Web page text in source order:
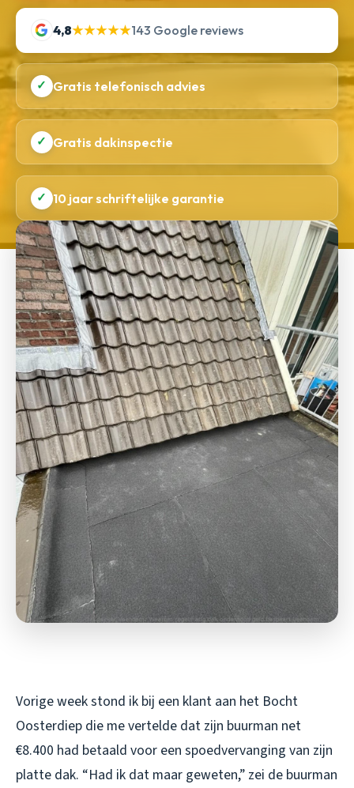
4,8★★★★★143 Google reviews
✓ Gratis telefonisch advies
✓ Gratis dakinspectie
✓ 10 jaar schriftelijke garantie
Vorige week stond ik bij een klant aan het Bocht
Oosterdiep die me vertelde dat zijn buurman net
€8.400 had betaald voor een spoedvervanging van zijn
platte dak. “Had ik dat maar geweten,” zei de buurman